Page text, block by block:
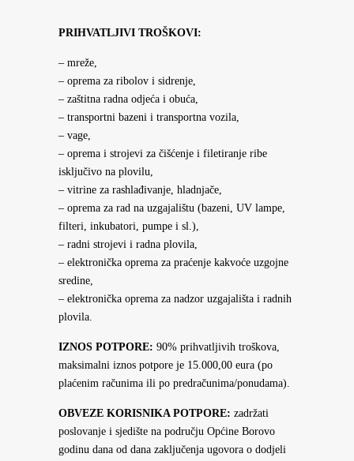
PRIHVATLJIVI TROŠKOVI:
– mreže,
– oprema za ribolov i sidrenje,
– zaštitna radna odjeća i obuća,
– transportni bazeni i transportna vozila,
– vage,
– oprema i strojevi za čišćenje i filetiranje ribe
isključivo na plovilu,
– vitrine za rashlađivanje, hladnjače,
– oprema za rad na uzgajalištu (bazeni, UV lampe,
filteri, inkubatori, pumpe i sl.),
– radni strojevi i radna plovila,
– elektronička oprema za praćenje kakvoće uzgojne
sredine,
– elektronička oprema za nadzor uzgajališta i radnih
plovila.
IZNOS POTPORE: 90% prihvatljivih troškova,
maksimalni iznos potpore je 15.000,00 eura (po
plaćenim računima ili po predračunima/ponudama).
OBVEZE KORISNIKA POTPORE: zadržati
poslovanje i sjedište na području Općine Borovo
godinu dana od dana zaključenja ugovora o dodjeli